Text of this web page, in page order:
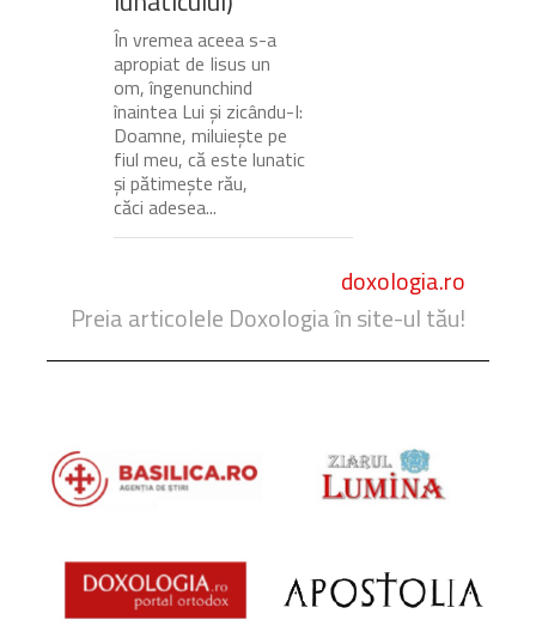
În vremea aceea s-a
apropiat de Iisus un
om, îngenunchind
înaintea Lui și zicându-I:
Doamne, miluiește pe
fiul meu, că este lunatic
și pătimește rău,
căci adesea...
doxologia.ro
Preia articolele Doxologia în site-ul tău!